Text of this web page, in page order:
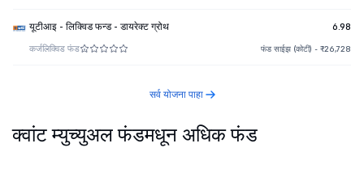
यूटीआइ - लिक्विड फन्ड - डायरेक्ट ग्रोथ 6.98
कर्जलिक्विड फंड फंड साईझ (कोटी) - ₹26,728
सर्व योजना पाहा
क्वांट म्युच्युअल फंडमधून अधिक फंड